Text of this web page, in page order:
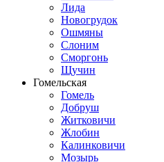
Лида
Новогрудок
Ошмяны
Слоним
Сморгонь
Щучин
Гомельская
Гомель
Добруш
Житковичи
Жлобин
Калинковичи
Мозырь